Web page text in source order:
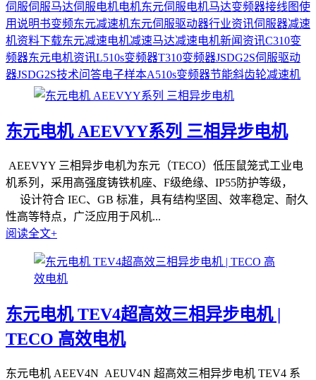
伺服伺服马达伺服电机电机东元伺服电机马达变频器接线图使
用说明书变频东元减速机东元伺服驱动器行业资讯伺服器减速
机资料下载东元减速电机减速马达减速电机新闻资讯C310变
频器东元电机资讯L510s变频器T310变频器JSDG2S伺服驱动
器JSDG2S技术问答电子样本A510s变频器节能斜齿轮减速机
东元电机 AEEVYY系列 三相异步电机
AEEVYY 三相异步电机为东元（TECO）低压鼠笼式工业电
机系列，采用高强度铸铁机座、F级绝缘、IP55防护等级，
设计符合 IEC、GB 标准，具有结构坚固、效率稳定、耐久
性高等特点，广泛应用于风机...
阅读全文+
东元电机 TEV4超高效三相异步电机 |
TECO 高效电机
东元电机 AEEV4N AEUV4N 超高效三相异步电机 TEV4 系